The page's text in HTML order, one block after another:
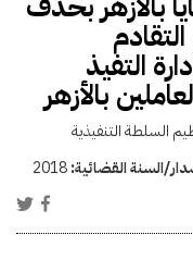
التفيذ
بالأزهر
السلطة التنفيذية
السنة القضائية:2018